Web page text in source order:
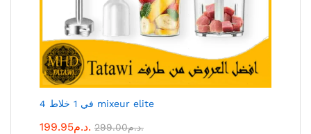
4 في 1 خلاط mixeur elite
199.95 د.م. 299.00 د.م.